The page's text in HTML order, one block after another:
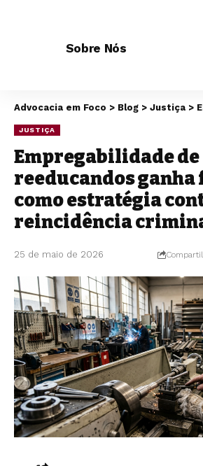
Sobre Nós
Advocacia em Foco > Blog > Justiça >
JUSTIÇA
Empregabilidade de
reeducandos ganha
como estratégia
reincidência
25 de maio de 2026